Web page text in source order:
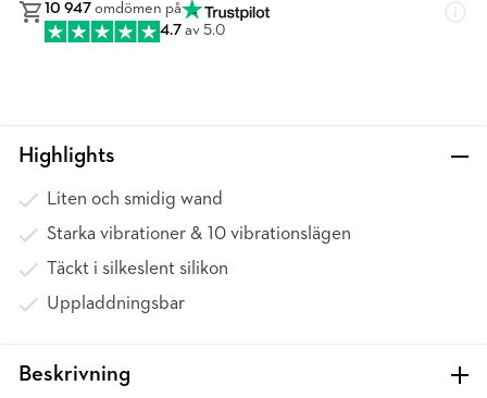
10 947 omdömen på
4.7 av 5.0
Highlights
Liten och smidig wand
Starka vibrationer & 10 vibrationslägen
Täckt i silkeslent silikon
Uppladdningsbar
Beskrivning